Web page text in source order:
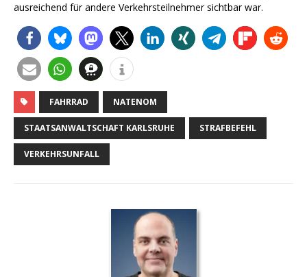
ausreichend für andere Verkehrsteilnehmer sichtbar war.
FAHRRAD NATENOM
STAATSANWALTSCHAFT KARLSRUHE STRAFBEFEHL
VERKEHRSUNFALL